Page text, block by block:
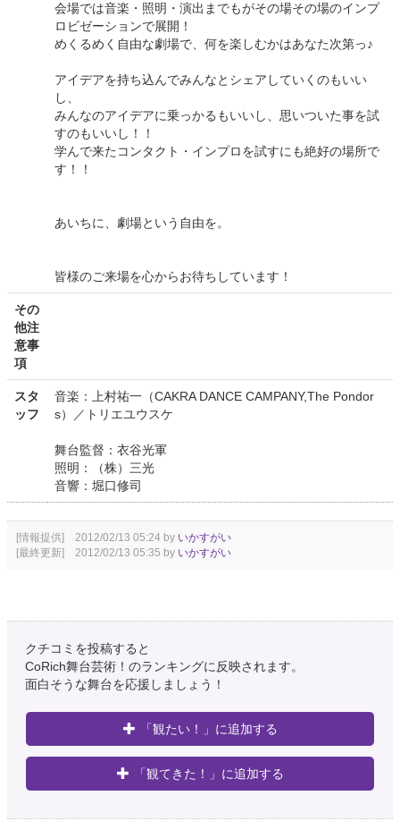
会場では音楽・照明・演出までもがその場その場のインプ
ロビゼーションで展開！
めくるめく自由な劇場で、何を楽しむかはあなた次第っ♪
アイデアを持ち込んでみんなとシェアしていくのもいい
し、
みんなのアイデアに乗っかるもいいし、思いついた事を試
すのもいいし！！
学んで来たコンタクト・インプロを試すにも絶好の場所で
す！！
あいちに、劇場という自由を。
皆様のご来場を心からお待ちしています！
その
他注
意事
項
スタ
ッフ
音楽：上村祐一（CAKRA DANCE CAMPANY,The Pondor
s）／トリエユウスケ
舞台監督：衣谷光軍
照明：（株）三光
音響：堀口修司
[情報提供] 2012/02/13 05:24 by いかすがい
[最終更新] 2012/02/13 05:35 by いかすがい
クチコミを投稿すると
CoRich舞台芸術！のランキングに反映されます。
面白そうな舞台を応援しましょう！
「観たい！」に追加する
「観てきた！」に追加する